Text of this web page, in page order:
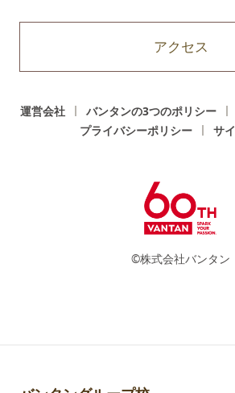
アクセス
運営会社 バンタンの3つのポリシー
プライバシーポリシー
サ
©株式会社バンタン